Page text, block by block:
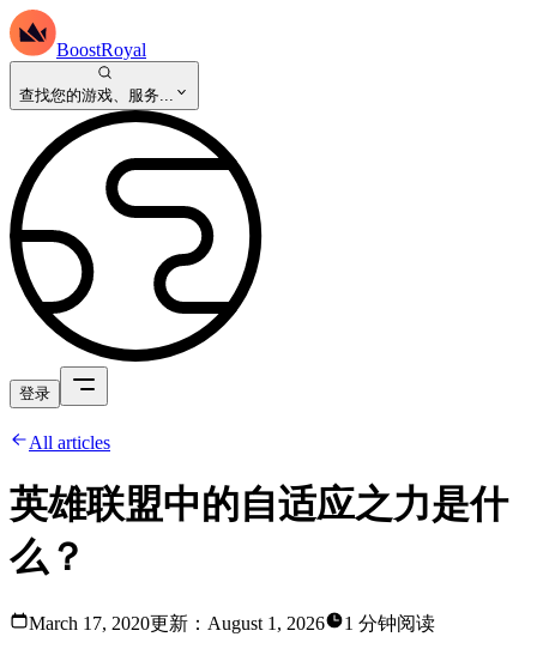
BoostRoyal
查找您的游戏、服务...
登录
All articles
英雄联盟中的自适应之力是什
么？
March 17, 2020更新： August 1, 2026 1 分钟阅读